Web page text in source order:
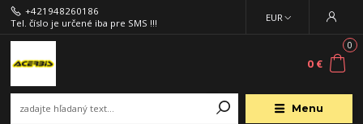
Menu
EUR
+421948260186
Tel. číslo je určené iba pre SMS !!!
0
0 €